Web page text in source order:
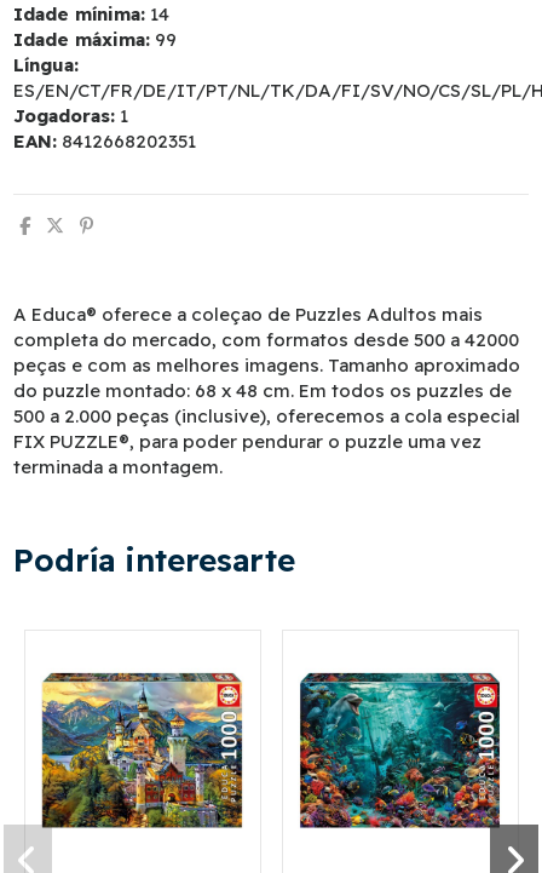
Idade mínima: 14
Idade máxima: 99
Língua:
ES/EN/CT/FR/DE/IT/PT/NL/TK/DA/FI/SV/NO/CS/SL/PL/
Jogadoras: 1
EAN: 8412668202351
A Educa® oferece a coleçao de Puzzles Adultos mais
completa do mercado, com formatos desde 500 a 42000
peças e com as melhores imagens. Tamanho aproximado
do puzzle montado: 68 x 48 cm. Em todos os puzzles de
500 a 2.000 peças (inclusive), oferecemos a cola especial
FIX PUZZLE®, para poder pendurar o puzzle uma vez
terminada a montagem.
Podría interesarte